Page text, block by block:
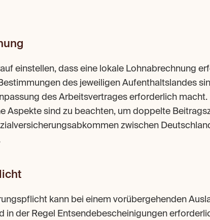
einstellen, dass eine lokale Lohnabrechnung
des jeweiligen Aufenthaltslandes
des Arbeitsvertrages erforderlich macht.
Aspekte sind zu beachten, um doppelte
zwischen
kann bei einem vorübergehenden
in der Regel Entsendebescheinigungen